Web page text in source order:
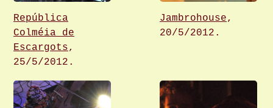
República
Colméia de
Escargots,
25/5/2012.
Jambrohouse,
20/5/2012.